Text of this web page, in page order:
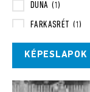
DUNA (1)
FARKASRÉT (1)
FARKASVÖLGY (8)
HEGYVIDÉK (1)
KÉPESLAPOK